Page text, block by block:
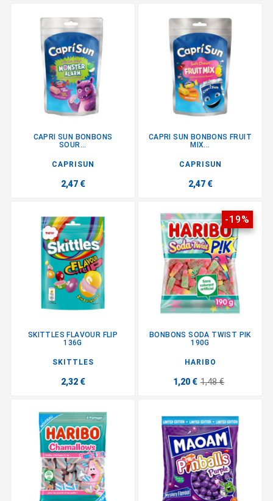
CAPRI SUN BONBONS
SOUR...
CAPRISUN
2,47 €
CAPRI SUN BONBONS FRUIT
MIX...
CAPRISUN
2,47 €
SKITTLES FLAVOUR FLIP
136G
SKITTLES
2,32 €
-19%
BONBONS SODA TWIST PIK
190G
HARIBO
1,20 € 1,48 €